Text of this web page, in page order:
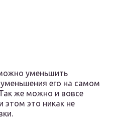
уменьшить
его на самом
же можно и вовсе
этом это никак не